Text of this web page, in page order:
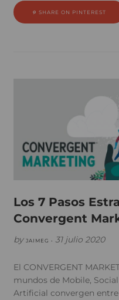
SHARE ON PINTEREST
Los 7 Pasos
Convergent
by JAIMEG • 31 julio 2020
El CONVERGENT
mundos de Mobile,
Artificial convergen